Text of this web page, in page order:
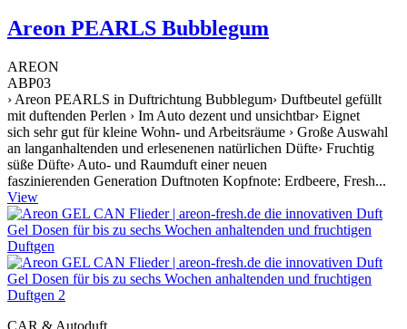
Areon PEARLS Bubblegum
AREON
ABP03
› Areon PEARLS in Duftrichtung Bubblegum› Duftbeutel gefüllt
mit duftenden Perlen › Im Auto dezent und unsichtbar› Eignet
sich sehr gut für kleine Wohn- und Arbeitsräume › Große Auswahl
an langanhaltenden und erlesenenen natürlichen Düfte› Fruchtig
süße Düfte› Auto- und Raumduft einer neuen
faszinierenden Generation Duftnoten Kopfnote: Erdbeere, Fresh...
View
CAR & Autoduft